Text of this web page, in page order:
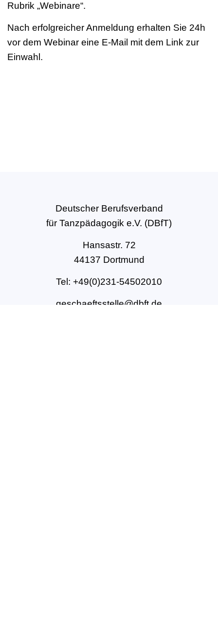
Rubrik „Webinare“.
Nach erfolgreicher Anmeldung erhalten Sie 24h
vor dem Webinar eine E-Mail mit dem Link zur
Einwahl.
Deutscher Berufsverband
für Tanzpädagogik e.V. (DBfT)
Hansastr. 72
44137 Dortmund
Tel: +49(0)231-54502010
geschaeftsstelle@dbft.de